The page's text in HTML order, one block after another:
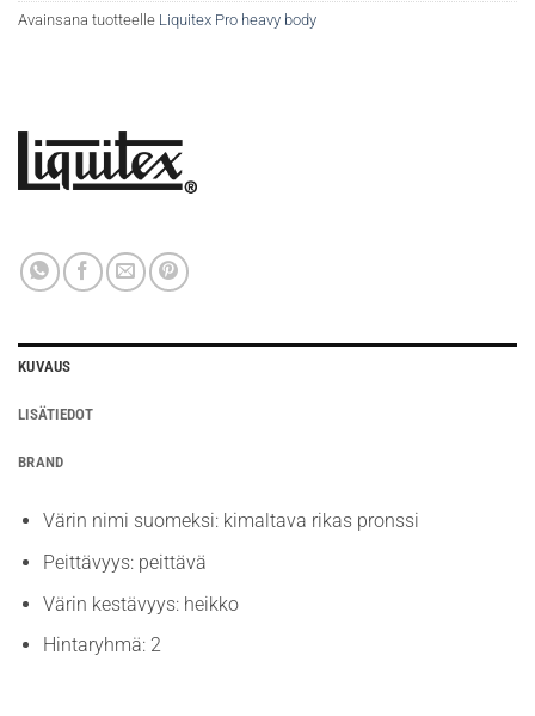
Avainsana tuotteelle Liquitex Pro heavy body
KUVAUS
LISÄTIEDOT
BRAND
Värin nimi suomeksi: kimaltava rikas pronssi
Peittävyys: peittävä
Värin kestävyys: heikko
Hintaryhmä: 2